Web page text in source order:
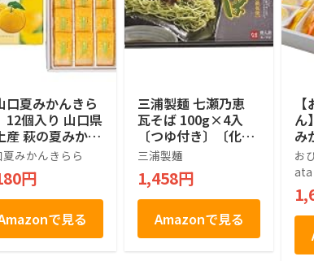
口夏みかんきら
12個入り 山口県
産 萩の夏みかん
使用 フルーツゼ
個包装 スイー
菓子 ギフト 贈
手土産 お中元
暮
夏みかんきらら
円
で見る
三浦製麺 七瀬乃恵
瓦そば 100g×4入
〔つゆ付き〕〔化粧
箱〕
三浦製麺
1,458円
Amazonで見る
ん
み
個
夏
キ
お
産
お
ata